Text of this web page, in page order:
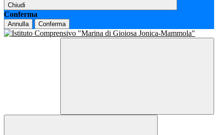
Chiudi
Conferma
Annulla Conferma